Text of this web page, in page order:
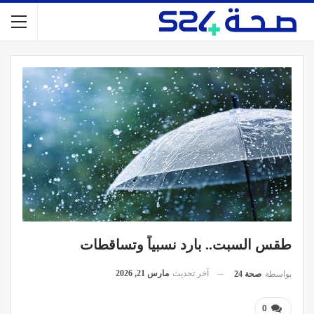
طقس السبت.. بارد نسبياً وتساقطات
بواسطة صحة 24 آخر تحديث مارس 21, 2026
0